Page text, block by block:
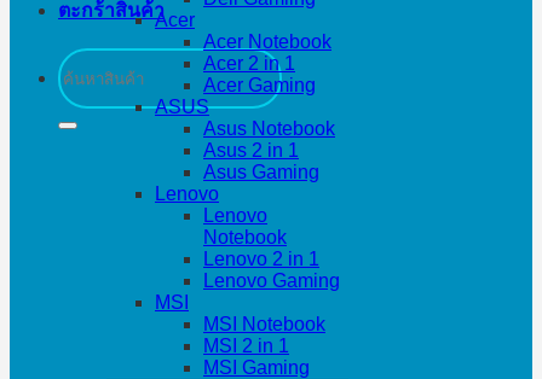
ตะกร้าสินค้า
ค้นหา:
Acer
Acer Notebook
Acer 2 in 1
Acer Gaming
ASUS
Asus Notebook
Asus 2 in 1
Asus Gaming
Lenovo
Lenovo
Notebook
Lenovo 2 in 1
Lenovo Gaming
MSI
MSI Notebook
MSI 2 in 1
MSI Gaming